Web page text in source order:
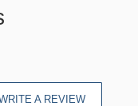
A REVIEW